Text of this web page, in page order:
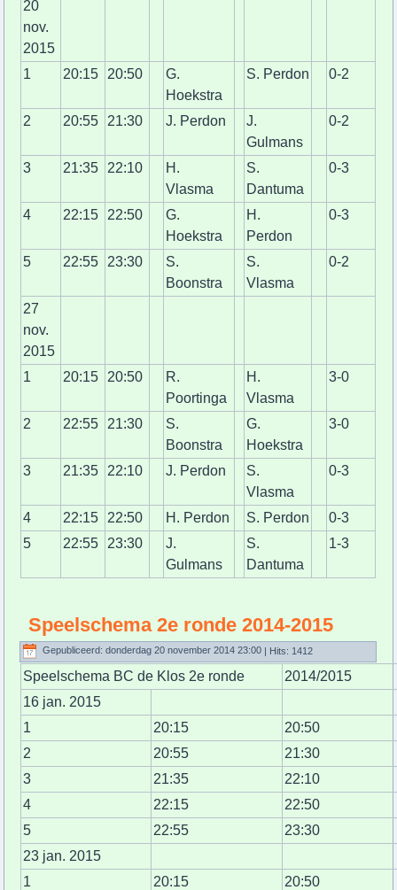
20
nov.
2015
1
20:15 20:50
G.
Hoekstra
S. Perdon 0-2
2 20:55 21:30 J. Perdon
J.
Gulmans
0-2
3 21:35 22:10
H.
Vlasma
S.
Dantuma
0-3
4 22:15 22:50
G.
Hoekstra
H.
Perdon
0-3
5 22:55 23:30
S.
Boonstra
S.
Vlasma
0-2
27
nov.
2015
1
20:15 20:50
R.
Poortinga
H.
Vlasma
3-0
2 22:55 21:30
S.
Boonstra
G.
Hoekstra
3-0
3 21:35 22:10 J. Perdon
S.
Vlasma
0-3
4 22:15 22:50 H. Perdon S. Perdon
0-3
5
22:55 23:30
J.
Gulmans
S.
Dantuma
1-3
Speelschema 2e ronde 2014-2015
Gepubliceerd: donderdag 20 november 2014 23:00 | Hits: 1412
Speelschema BC de Klos 2e ronde
2014/2015
16 jan. 2015
1
20:15
20:50
2
20:55
21:30
3
21:35
22:10
4
22:15
22:50
5
22:55
23:30
23 jan. 2015
1
20:15
20:50